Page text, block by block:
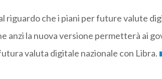
riguardo che i piani per future valute
anzi la nuova versione permetterà ai
valuta digitale nazionale con Libra.